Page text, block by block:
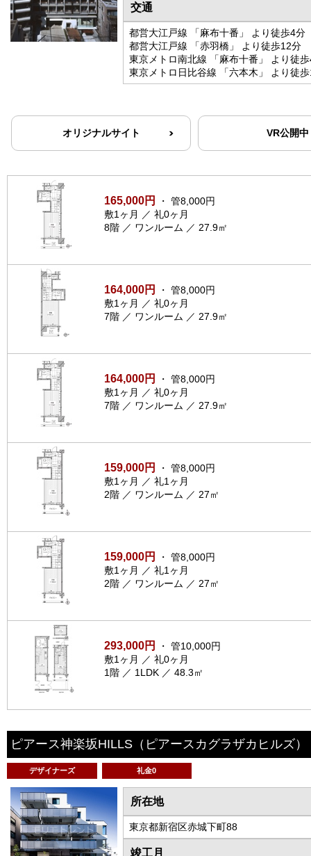
交通
都営大江戸線 「麻布十番」 より徒歩4分
都営大江戸線 「赤羽橋」 より徒歩12分
東京メトロ南北線 「麻布十番」 より徒
東京メトロ日比谷線 「六本木」 より徒
オリジナルサイト VR公開中
165,000円
・ 管8,000円
敷1ヶ月 ／ 礼0ヶ月
8階 ／ ワンルーム ／ 27.9㎡
164,000円
・ 管8,000円
敷1ヶ月 ／ 礼0ヶ月
7階 ／ ワンルーム ／ 27.9㎡
164,000円
・ 管8,000円
敷1ヶ月 ／ 礼0ヶ月
7階 ／ ワンルーム ／ 27.9㎡
159,000円
・ 管8,000円
敷1ヶ月 ／ 礼1ヶ月
2階 ／ ワンルーム ／ 27㎡
159,000円
・ 管8,000円
敷1ヶ月 ／ 礼1ヶ月
2階 ／ ワンルーム ／ 27㎡
293,000円
・ 管10,000円
敷1ヶ月 ／ 礼0ヶ月
1階 ／ 1LDK ／ 48.3㎡
ピアース神楽坂HILLS （ピアースカグラザカヒルズ）
デザイナーズ 礼金0
所在地
東京都新宿区赤城下町88
竣工月